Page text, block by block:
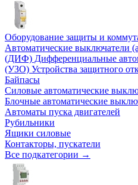
Оборудование защиты и
Автоматические выключатели
(ДИФ) Дифференциальные
(УЗО) Устройства защитного
Байпасы
Силовые автоматические
Блочные автоматические
Автоматы пуска двигателей
Рубильники
Ящики силовые
Контакторы, пускатели
Все подкатегории →